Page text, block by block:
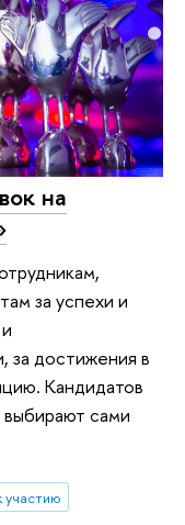
на
за успехи и
за достижения в
Кандидатов
сами
участию